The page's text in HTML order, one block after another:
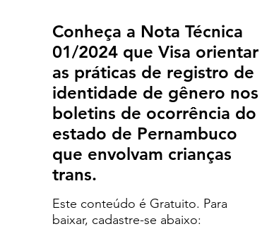
Conheça a Nota Técnica
01/2024 que Visa orientar
as práticas de registro de
identidade de gênero nos
boletins de ocorrência do
estado de Pernambuco
que envolvam crianças
trans.
Este conteúdo é Gratuito. Para
baixar, cadastre-se abaixo: